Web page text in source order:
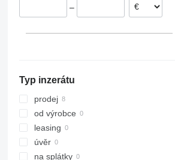
–
Typ inzerátu
prodej
od výrobce
leasing
úvěr
na splátky